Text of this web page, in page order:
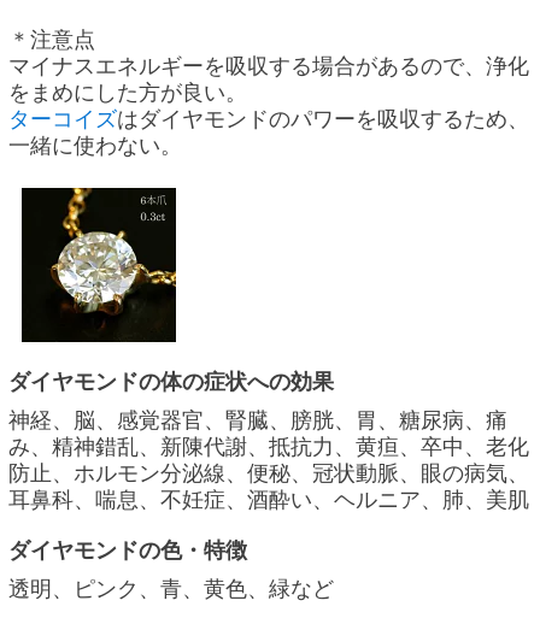
＊注意点
マイナスエネルギーを吸収する場合があるので、浄化
をまめにした方が良い。
ターコイズはダイヤモンドのパワーを吸収するため、
一緒に使わない。
ダイヤモンドの体の症状への効果
神経、脳、感覚器官、腎臓、膀胱、胃、糖尿病、痛
み、精神錯乱、新陳代謝、抵抗力、黄疸、卒中、老化
防止、ホルモン分泌線、便秘、冠状動脈、眼の病気、
耳鼻科、喘息、不妊症、酒酔い、ヘルニア、肺、美肌
ダイヤモンドの色・特徴
透明、ピンク、青、黄色、緑など